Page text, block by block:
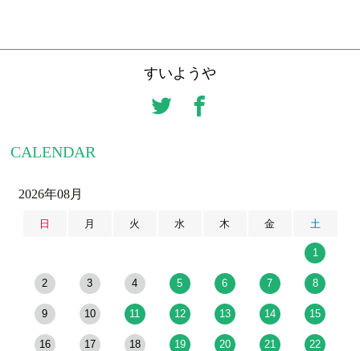
すいようや
CALENDAR
2026年08月
日 月 火 水 木 金 土
1
2 3 4 5 6 7 8
9 10 11 12 13 14 15
16 17 18 19 20 21 22